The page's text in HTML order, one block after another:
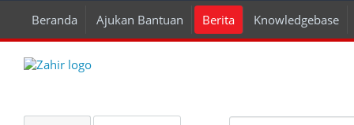
Beranda Ajukan Bantuan Berita Knowledgebase